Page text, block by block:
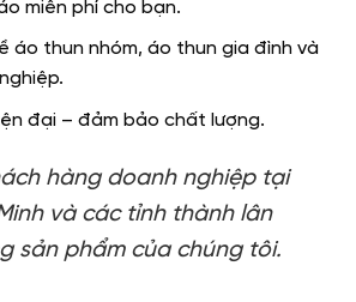
miễn phí cho bạn.
áo thun nhóm, áo thun gia đình và
đại – đảm bảo chất lượng.
hàng doanh nghiệp tại
và các tỉnh thành lân
sản phẩm của chúng tôi.